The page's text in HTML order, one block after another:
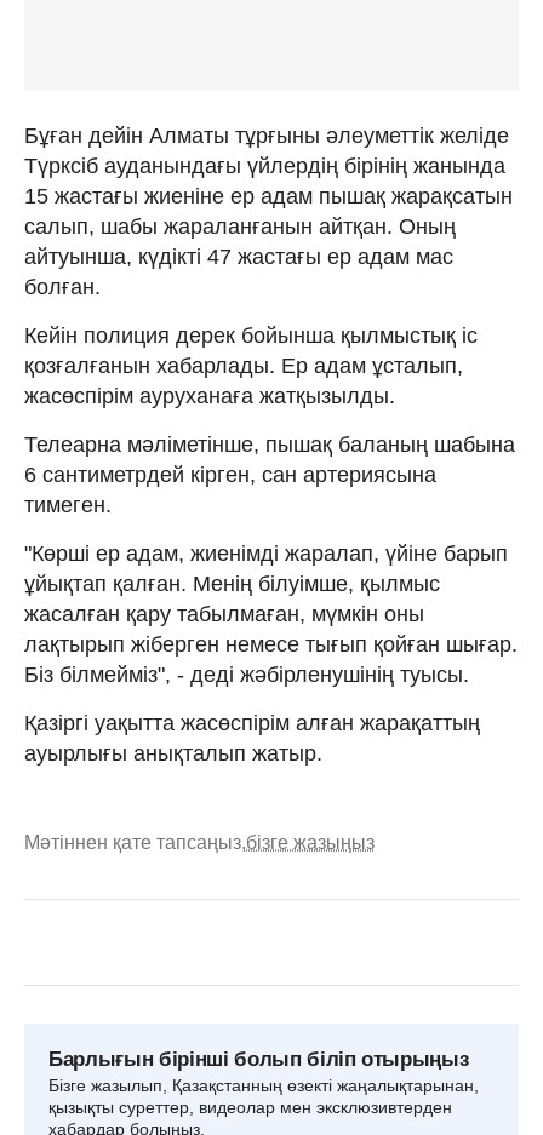
Бұған дейін Алматы тұрғыны әлеуметтік желіде
Түрксіб ауданындағы үйлердің бірінің жанында
15 жастағы жиеніне ер адам пышақ жарақсатын
салып, шабы жараланғанын айтқан. Оның
айтуынша, күдікті 47 жастағы ер адам мас
болған.
Кейін полиция дерек бойынша қылмыстық іс
қозғалғанын хабарлады. Ер адам ұсталып,
жасөспірім ауруханаға жатқызылды.
Телеарна мәліметінше, пышақ баланың шабына
6 сантиметрдей кірген, сан артериясына
тимеген.
"Көрші ер адам, жиенімді жаралап, үйіне барып
ұйықтап қалған. Менің білуімше, қылмыс
жасалған қару табылмаған, мүмкін оны
лақтырып жіберген немесе тығып қойған шығар.
Біз білмейміз", - деді жәбірленушінің туысы.
Қазіргі уақытта жасөспірім алған жарақаттың
ауырлығы анықталып жатыр.
Мәтіннен қате тапсаңыз,бізге жазыңыз
Барлығын бірінші болып біліп отырыңыз
Бізге жазылып, Қазақстанның өзекті жаңалықтарынан,
қызықты суреттер, видеолар мен эксклюзивтерден
хабардар болыңыз.